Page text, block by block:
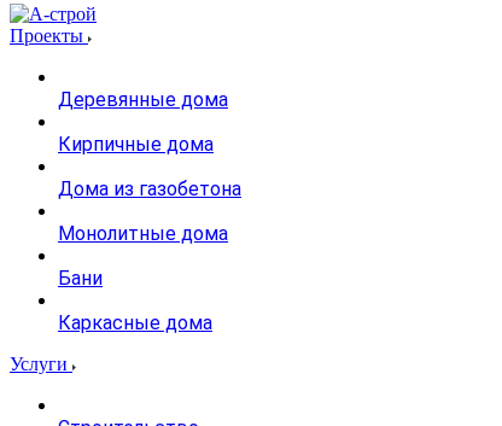
Проекты
Деревянные дома
Кирпичные дома
Дома из газобетона
Монолитные дома
Бани
Каркасные дома
Услуги